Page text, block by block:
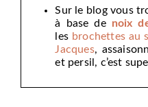
Sur le blog vous
à base de noix
les brochettes au
Jacques,
et persil, c’est